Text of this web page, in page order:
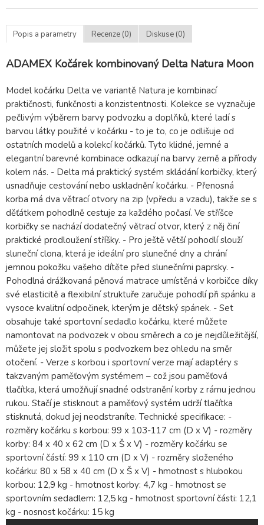
Popis a parametry Recenze (0) Diskuse (0)
ADAMEX Kočárek kombinovaný Delta Natura Moon
Model kočárku Delta ve variantě Natura je kombinací
praktičnosti, funkčnosti a konzistentnosti. Kolekce se vyznačuje
pečlivým výběrem barvy podvozku a doplňků, které ladí s
barvou látky použité v kočárku - to je to, co je odlišuje od
ostatních modelů a kolekcí kočárků. Tyto klidné, jemné a
elegantní barevné kombinace odkazují na barvy země a přírody
kolem nás. - Delta má praktický systém skládání korbičky, který
usnadňuje cestování nebo uskladnění kočárku. - Přenosná
korba má dva větrací otvory na zip (vpředu a vzadu), takže se s
děťátkem pohodlně cestuje za každého počasí. Ve stříšce
korbičky se nachází dodatečný větrací otvor, který z něj činí
praktické prodloužení stříšky. - Pro ještě větší pohodlí slouží
sluneční clona, která je ideální pro slunečné dny a chrání
jemnou pokožku vašeho dítěte před slunečními paprsky. -
Pohodlná drážkovaná pěnová matrace umístěná v korbičce díky
své elasticitě a flexibilní struktuře zaručuje pohodlí při spánku a
vysoce kvalitní odpočinek, kterým je dětský spánek. - Set
obsahuje také sportovní sedadlo kočárku, které můžete
namontovat na podvozek v obou směrech a co je nejdůležitější,
můžete jej složit spolu s podvozkem bez ohledu na směr
otočení. - Verze s korbou i sportovní verze mají adaptéry s
takzvaným paměťovým systémem – což jsou paměťová
tlačítka, která umožňují snadné odstranění korby z rámu jednou
rukou. Stačí je stisknout a paměťový systém udrží tlačítka
stisknutá, dokud jej neodstraníte. Technické specifikace: -
rozměry kočárku s korbou: 99 x 103-117 cm (D x V) - rozměry
korby: 84 x 40 x 62 cm (D x Š x V) - rozměry kočárku se
sportovní částí: 99 x 110 cm (D x V) - rozměry složeného
kočárku: 80 x 58 x 40 cm (D x Š x V) - hmotnost s hlubokou
korbou: 12,9 kg - hmotnost korby: 4,7 kg - hmotnost se
sportovním sedadlem: 12,5 kg - hmotnost sportovní části: 12,1
kg - nosnost kočárku: 15 kg